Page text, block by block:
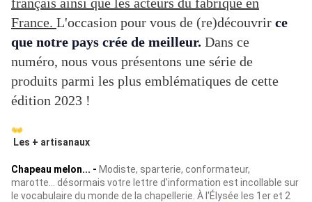
France. L'occasion pour vous de (re)découvrir ce
que notre pays crée de meilleur. Dans ce
numéro, nous vous présentons une série de
produits parmi les plus emblématiques de cette
édition 2023 !
Les + artisanaux
Chapeau melon... - Modiste, sparterie, conformateur,
marotte... désormais votre lettre d'information est incollable sur
le vocabulaire du monde de la chapellerie. À l'Élysée les 1er et 2